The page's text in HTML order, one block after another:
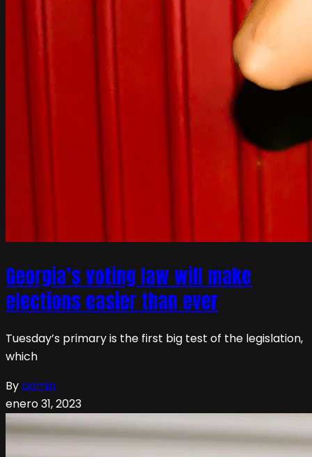
Georgia’s voting law will make
elections easier than ever
Tuesday’s primary is the first big test of the legislation,
which
Byadmin
enero 31, 2023